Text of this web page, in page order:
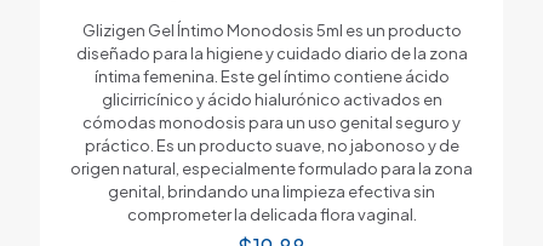
Glizigen Gel Íntimo Monodosis 5ml es un producto
diseñado para la higiene y cuidado diario de la zona
íntima femenina. Este gel íntimo contiene ácido
glicirricínico y ácido hialurónico activados en
cómodas monodosis para un uso genital seguro y
práctico. Es un producto suave, no jabonoso y de
origen natural, especialmente formulado para la zona
genital, brindando una limpieza efectiva sin
comprometer la delicada flora vaginal.